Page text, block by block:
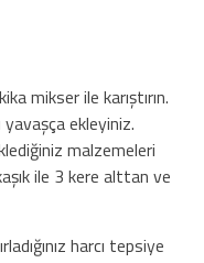
mikser ile karıştırın.
ekleyiniz.
malzemeleri
ile 3 kere alttan ve
harcı tepsiye